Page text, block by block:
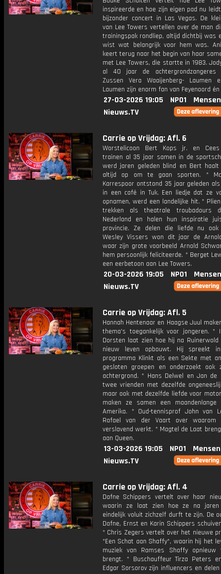
inspireerde en hoe zijn eigen pad nu
bijzonder concert in Las Vegas. De
van Lee Towers vertellen over de man
trainingspak rondliep, altijd dichtbij was
wist wat belangrijk voor hem was.
keert terug naar het begin van haar
met Lee Towers, die startte in 1983.
al 40 jaar de achtergrondzangeres
Zussen Vera Waaijenberg- Laumen
Laumen zijn enorm fan van Feyenoord én
27-03-2026 19:05 NPO1
Nieuws.TV
Carrie op Vrijdag: Afl. 6
Worstelicoon Bert Kops jr. en Cees
trainen al 35 jaar samen in de
werd jaren geleden blind en Bert
altijd op om te gaan sporten. *
Karrespoor ontstond 35 jaar geleden
in een café in Tuk. Een liedje dat ze
opnamen, werd een landelijke hit. *
trekken als theatrale troubadours
Nederland en halen hun inspiratie
provincie. Ze delen die liefde nu
Wesley Vissers won dit jaar de
waar zijn grote voorbeeld Arnold
hem persoonlijk feliciteerde. * Berget
een eerbetoon aan Lee Towers.
20-03-2026 19:05 NPO1
Nieuws.TV
Carrie op Vrijdag: Afl. 5
Hannah Hentenaar en Haagse Juul
thema's toegankelijk voor jongeren. *
Dorsten laat zien hoe hij na Ruinerwold
nieuw leven opbouwt. Hij spreekt
programma Klinkt als een Sekte met
gesloten groepen en onderzoekt ook
achtergrond. * Hans Delwel en Jan de
twee vrienden met dezelfde
maar ook met dezelfde liefde voor
maken ze samen een
Amerika. * Oud-tennisprof John van
Rafael van der Vaart over waarom
verslavend werkt. * Magtel de Laat
aan Queen.
13-03-2026 19:05 NPO1
Nieuws.TV
Carrie op Vrijdag: Afl. 4
Dafne Schippers vertelt over haar
waarin ze laat zien hoe ze na jaren
eindelijk voluit zichzelf durft te zijn. De
Dafne, Ernst en Karin Schippers
* Chris Zegers vertelt over het nieuwe
*Een Schat aan Shaffy*, waarin hij het
muziek van Ramses Shaffy opnieuw
brengt. * Buschauffeur Tirza Peters
Edgar Sorsorov zijn influencers en